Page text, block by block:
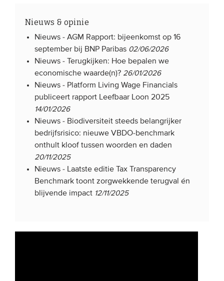
Nieuws & opinie
Nieuws -AGM Rapport: bijeenkomst op 16
september bij BNP Paribas 02/06/2026
Nieuws -
Terugkijken: Hoe bepalen we
economische waarde(n)? 26/01/2026
Nieuws - Platform Living Wage Financials
publiceert rapport Leefbaar Loon 2025
14/01/2026
Nieuws - Biodiversiteit steeds belangrijker
bedrijfsrisico: nieuwe VBDO-benchmark
onthult kloof tussen woorden en daden
20/11/2025
Nieuws - Laatste editie Tax Transparency
Benchmark toont zorgwekkende terugval én
blijvende impact 12/11/2025